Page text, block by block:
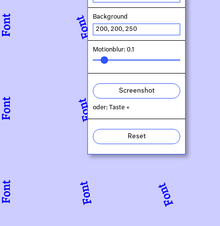
Background
Motionblur: 0.1
Screenshot
oder: Taste +
Reset